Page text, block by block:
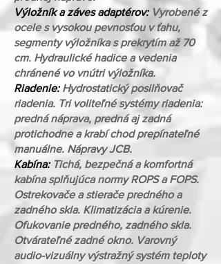
Výložník a záves adaptérov: Vyrobené z
ocele s vysokou pevnosťou v ťahu,
segmenty výložníka s prekrytím až 70
cm. Hydraulické hadice a vedenia
chránené vo vnútri výložníka.
Riadenie:Hydrostatický posilňovač
riadenia. Tri voliteľné systémy riadenia:
predná náprava, predná aj zadná
protichodne a krabí chod prepínateľné
manuálne. Nápravy JCB.
Kabína:Tichá, bezpečná a komfortná
kabína splňujúca normy ROPS a FOPS.
Ostrekovače a stierače predného a
zadného skla. Klimatizácia a kúrenie.
Ofukovanie predného, zadného skla.
Otvárateľné zadné okno. Varovný
audio-vizuálny výstražný systém teploty